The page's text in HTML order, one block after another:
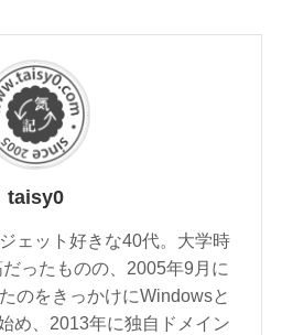
taisy0
ェット好きな40代。大学時
ったものの、2005年9月に
のをきっかけにWindowsと
め、2013年に独自ドメイン